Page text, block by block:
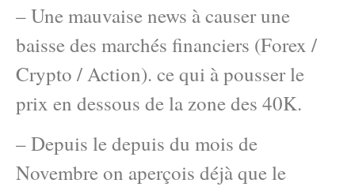
– Une mauvaise news à causer une
baisse des marchés financiers (Forex /
Crypto / Action). ce qui à pousser le
prix en dessous de la zone des 40K.
– Depuis le depuis du mois de
Novembre on aperçois déjà que le